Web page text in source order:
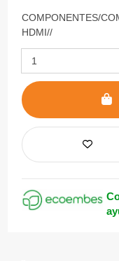
COMPONENTES/
HDMI//